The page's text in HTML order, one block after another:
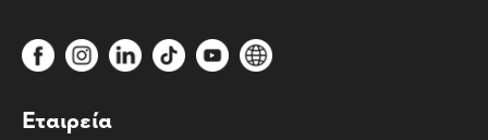
Εταιρεία